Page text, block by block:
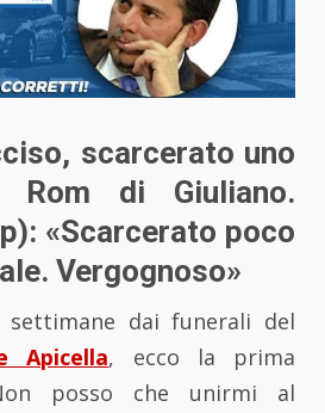
scarcerato uno
Rom di Giuliano.
«Scarcerato poco
Vergognoso»
settimane dai funerali del
Apicella, ecco la prima
posso che unirmi al